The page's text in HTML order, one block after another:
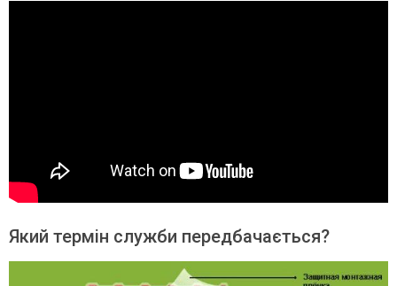
Який термін служби передбачається?